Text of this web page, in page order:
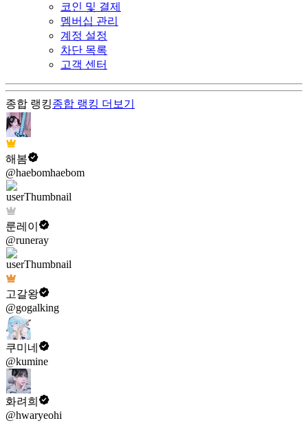
코인 및 결제
멤버십 관리
계정 설정
차단 목록
고객 센터
종합 랭킹종합 랭킹 더보기
해봄
@haebomhaebom
룬레이
@runeray
고갈왕
@gogalking
쿠미네
@kumine
화려희
@hwaryeohi